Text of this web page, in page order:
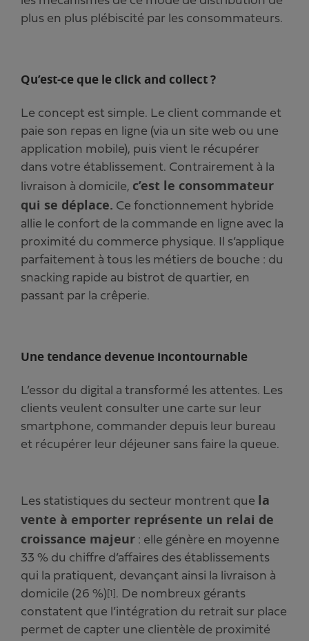
plus en plus plébiscité par les consommateurs.
Qu’est-ce que le click and collect ?
Le concept est simple. Le client commande et
paie son repas en ligne (via un site web ou une
application mobile), puis vient le récupérer
dans votre établissement. Contrairement à la
livraison à domicile, c’est le consommateur
qui se déplace. Ce fonctionnement hybride
allie le confort de la commande en ligne avec la
proximité du commerce physique. Il s’applique
parfaitement à tous les métiers de bouche : du
snacking rapide au bistrot de quartier, en
passant par la crêperie.
Une tendance devenue incontournable
L’essor du digital a transformé les attentes. Les
clients veulent consulter une carte sur leur
smartphone, commander depuis leur bureau
et récupérer leur déjeuner sans faire la queue.
Les statistiques du secteur montrent que la
vente à emporter représente un relai de
croissance majeur : elle génère en moyenne
33 % du chiffre d’affaires des établissements
qui la pratiquent, devançant ainsi la livraison à
domicile (26 %) [1] . De nombreux gérants
constatent que l’intégration du retrait sur place
permet de capter une clientèle de proximité